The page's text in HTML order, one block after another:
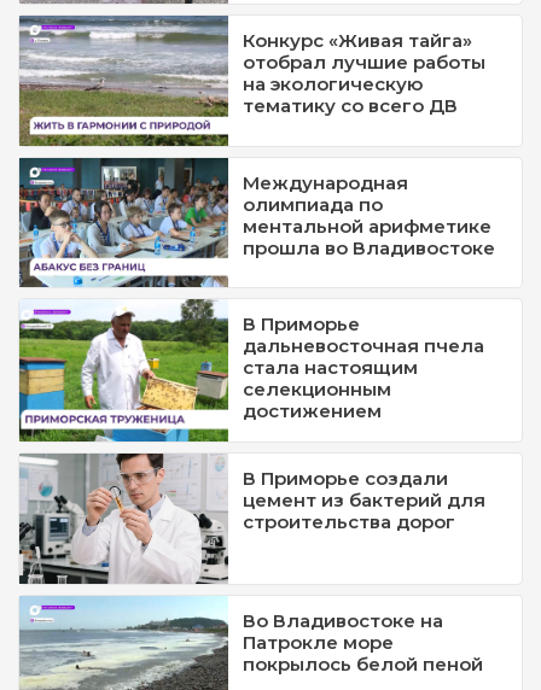
Конкурс «Живая тайга»
отобрал лучшие работы
на экологическую
тематику со всего ДВ
Международная
олимпиада по
ментальной арифметике
прошла во Владивостоке
В Приморье
дальневосточная пчела
стала настоящим
селекционным
достижением
В Приморье создали
цемент из бактерий для
строительства дорог
Во Владивостоке на
Патрокле море
покрылось белой пеной